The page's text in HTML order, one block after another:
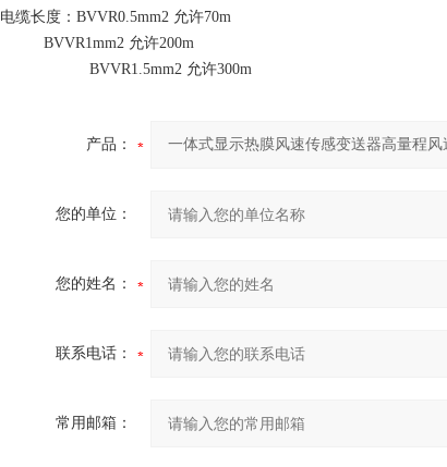
电缆长度：BVVR0.5mm2 允许70m
BVVR1mm2 允许200m
BVVR1.5mm2 允许300m
产品：
您的单位：
您的姓名：
联系电话：
常用邮箱：